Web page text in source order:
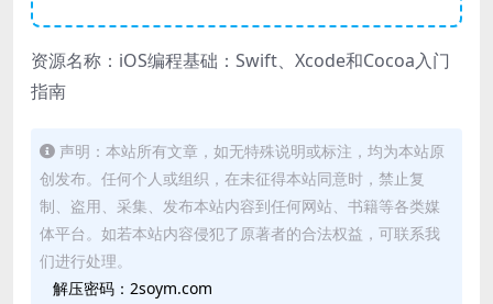
资源名称：iOS编程基础：Swift、Xcode和Cocoa入门
指南
声明：本站所有文章，如无特殊说明或标注，均为本站原
创发布。任何个人或组织，在未征得本站同意时，禁止复
制、盗用、采集、发布本站内容到任何网站、书籍等各类媒
体平台。如若本站内容侵犯了原著者的合法权益，可联系我
们进行处理。
解压密码：2soym.com